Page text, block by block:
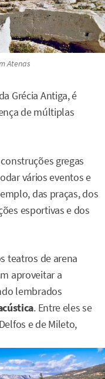
Atenas
Grécia Antiga, é
de múltiplas
gregas
vários eventos e
das praças, dos
esportivas e dos
teatros de arena
aproveitar a
lembrados
. Entre eles se
e de Mileto,